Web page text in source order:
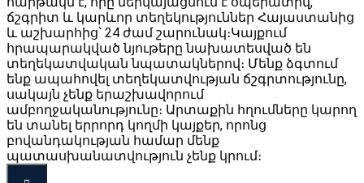
ճշգրիտ և կարևոր տեղեկություններ Հայաստանից
և աշխարհից՝ 24 ժամ շարունակ։Կայքում
հրապարակված նյութերը նախատեսված են
տեղեկատվական նպատակներով։ Մենք ձգտում
ենք ապահովել տեղեկատվության ճշգրտությունը,
սակայն չենք երաշխավորում
ամբողջականությունը։ Արտաքին հղումները կարող
են տանել երրորդ կողմի կայքեր, որոնց
բովանդակության համար մենք
պատասխանատվություն չենք կրում։